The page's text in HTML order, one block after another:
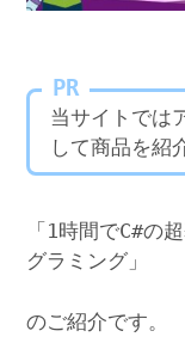
PR
当サイトでは
して商品を紹
「1時間でC#の
グラミング」
のご紹介です。